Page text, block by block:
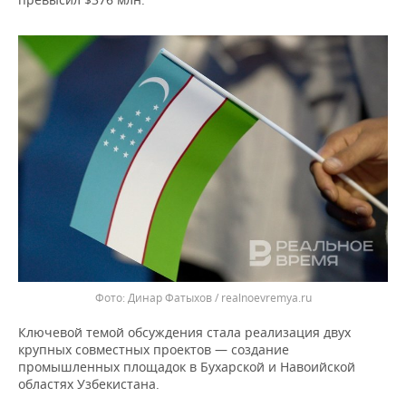
ФИГУРНОЕ КАТАНИЕ
ВОДНЫЕ ВИДЫ СПОРТА
ХОККЕЙ С МЯЧОМ
МЕДИЦИНА
ОБРАЗОВАНИЕ
ПРОИСШЕСТВИЯ
Динар Фатыхов / realnoevremya.ru
Ключевой темой обсуждения стала реализация двух
крупных совместных проектов — создание
промышленных площадок в Бухарской и Навоийской
областях Узбекистана.